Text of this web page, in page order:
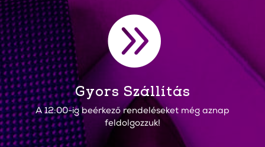

Gyors Szállítás
A 12:00-ig beérkező rendeléseket még aznap
feldolgozzuk!